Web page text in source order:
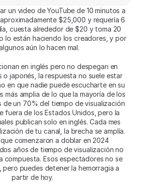
un video de YouTube de 10 minutos a
$25,000 y requería 6
cuesta alrededor de $20 y toma 20
lo están haciendo los creadores, y por
aún lo hacen mal.
en inglés pero no despegan en
o japonés, la respuesta no suele estar
en que nadie puede escucharte en su
más amplia de lo que la mayoría de los
de un 70% del tiempo de visualización
fuera de los Estados Unidos, pero la
publican solo en inglés. Cada mes
de tu canal, la brecha se amplía.
comenzaron a doblar en 2024
años de tiempo de visualización no
compuesta. Esos espectadores no se
pero puedes detener la hemorragia a
partir de hoy.